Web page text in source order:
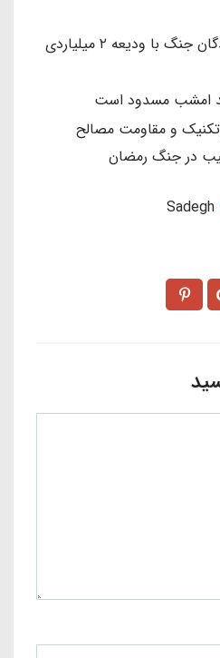
اسکان موقت آسیب‌دیدگان جنگ با ودیعه ۲ میلیاردی
امشب مسدود است
و مقاومت مصالح
در جنگ رمضان
Sadegh